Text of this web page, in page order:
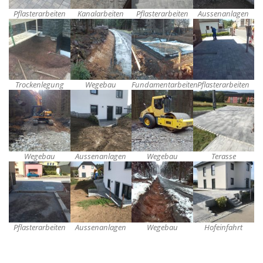
Pflasterarbeiten Kanalarbeiten Pflasterarbeiten Aussenanlagen
Trockenlegung Wegebau FundamentarbeitenPflasterarbeiten
Wegebau Aussenanlagen Wegebau Terasse
Pflasterarbeiten Aussenanlagen Wegebau Hofeinfahrt